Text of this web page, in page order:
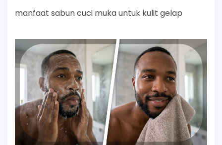
manfaat sabun cuci muka untuk kulit gelap